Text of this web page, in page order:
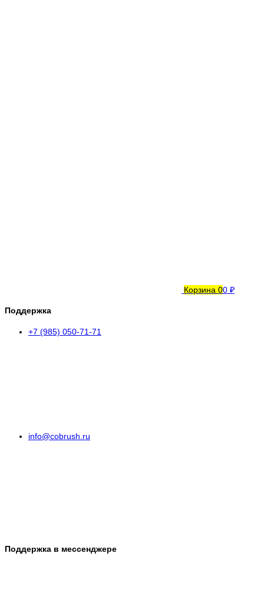
Корзина 00 ₽
Поддержка
+7 (985) 050-71-71
info@cobrush.ru
Поддержка в мессенджере